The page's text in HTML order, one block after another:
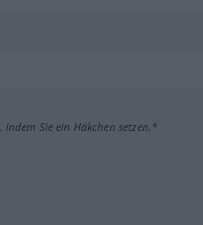
indem Sie ein Häkchen setzen.*